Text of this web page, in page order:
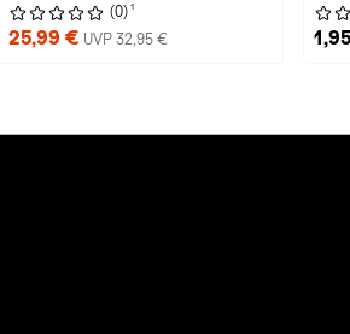
(0) 1
25,99 € UVP 32,95 €